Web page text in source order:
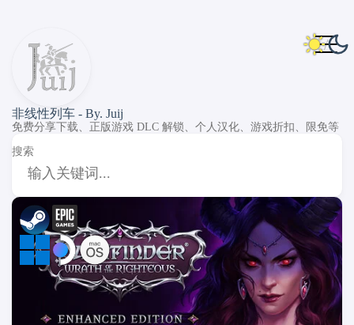
非线性列车 - By. Juij
免费分享下载、正版游戏 DLC 解锁、个人汉化、游戏折扣、限免等
搜索